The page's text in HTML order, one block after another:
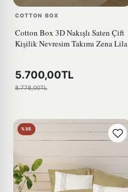
COTTON BOX
Cotton Box 3D Nakışlı Saten Çift
Kişilik Nevresim Takımı Zena Lila
5.700,00TL
8.778,00TL
%35